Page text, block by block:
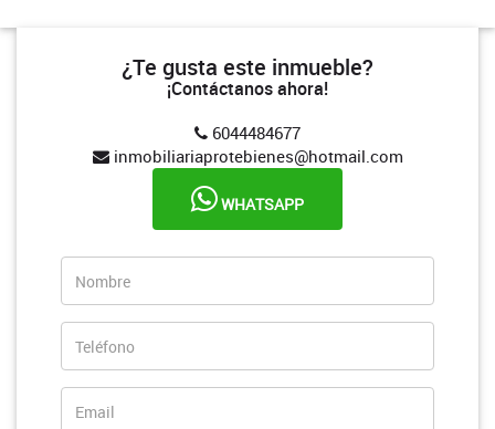
¿Te gusta este inmueble?
¡Contáctanos ahora!
6044484677
inmobiliariaprotebienes@hotmail.com
WHATSAPP